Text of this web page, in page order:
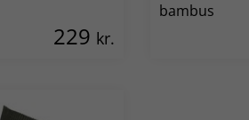
229 kr.
bambus